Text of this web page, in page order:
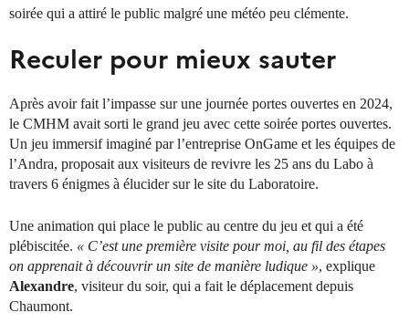
soirée qui a attiré le public malgré une météo peu clémente.
Reculer pour mieux sauter
Après avoir fait l’impasse sur une journée portes ouvertes en 2024,
le CMHM avait sorti le grand jeu avec cette soirée portes ouvertes.
Un jeu immersif imaginé par l’entreprise OnGame et les équipes de
l’Andra, proposait aux visiteurs de revivre les 25 ans du Labo à
travers 6 énigmes à élucider sur le site du Laboratoire.
Une animation qui place le public au centre du jeu et qui a été
plébiscitée. « C’est une première visite pour moi, au fil des étapes
on apprenait à découvrir un site de manière ludique », explique
Alexandre, visiteur du soir, qui a fait le déplacement depuis
Chaumont.